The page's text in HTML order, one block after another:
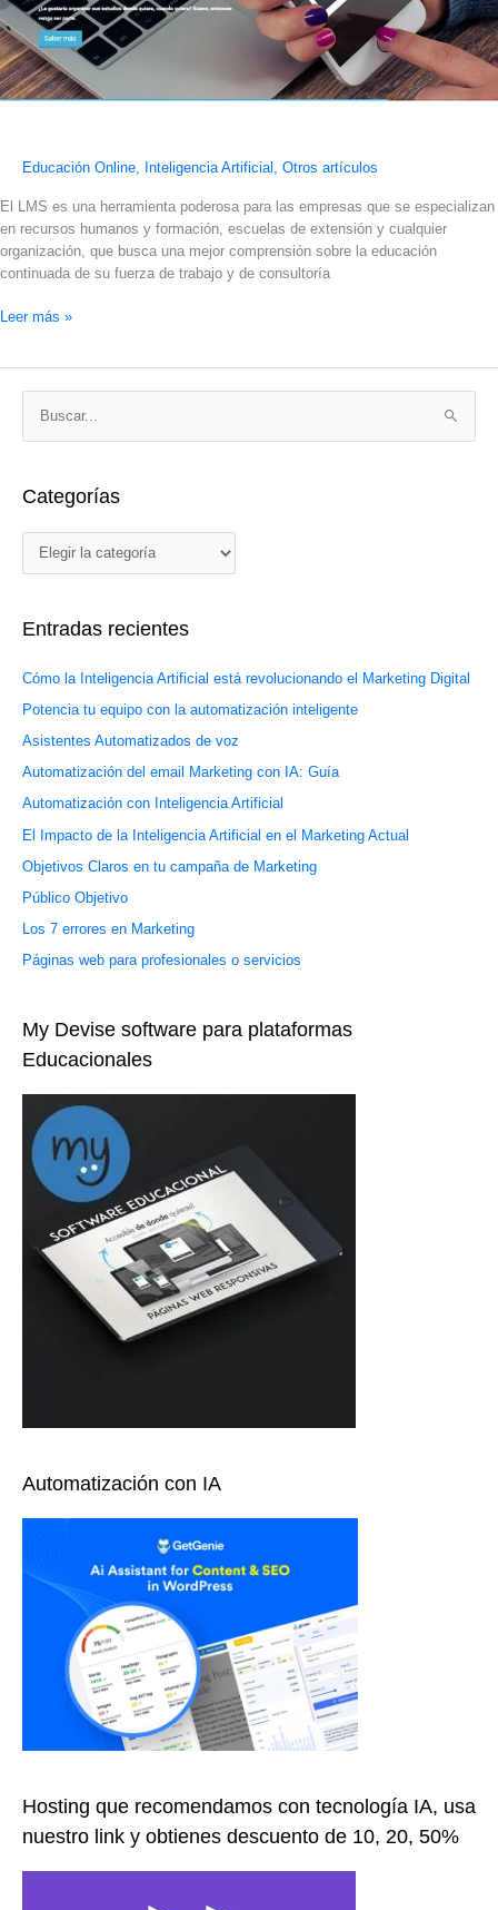
Educación Online, Inteligencia Artificial , Otros artículos
El LMS es una herramienta poderosa para las empresas que se especializan
en recursos humanos y formación, escuelas de extensión y cualquier
organización, que busca una mejor comprensión sobre la educación
continuada de su fuerza de trabajo y de consultoría
Leer más »
u
c
a
:
Categorías
e
r
a
Entradas recientes
Cómo la Inteligencia Artificial está revolucionando el Marketing Digital
Potencia tu equipo con la automatización inteligente
Asistentes Automatizados de voz
Automatización del email Marketing con IA: Guía
Automatización con Inteligencia Artificial
El Impacto de la Inteligencia Artificial en el Marketing Actual
Objetivos Claros en tu campaña de Marketing
Público Objetivo
Los 7 errores en Marketing
Páginas web para profesionales o servicios
My Devise software para plataformas
Educacionales
Automatización con IA
Hosting que recomendamos con tecnología IA, usa
nuestro link y obtienes descuento de 10, 20, 50%